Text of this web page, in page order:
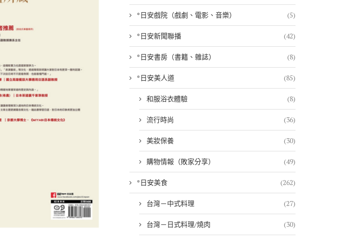
*日安戲院（戲劇、電影、音樂） (5)
*日安新聞聯播 (42)
*日安書房（書籍、雜誌） (8)
*日安美人道 (85)
和服浴衣體驗 (8)
流行時尚 (36)
美妝保養 (30)
購物情報（敗家分享） (49)
*日安美食 (262)
台灣－中式料理 (27)
台灣－日式料理/燒肉 (30)